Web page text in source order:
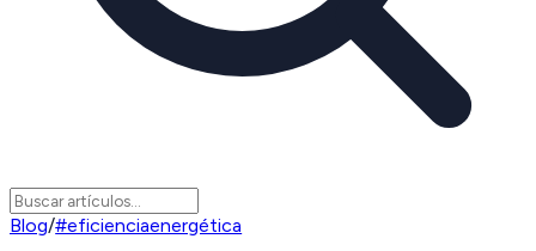
Blog/#eficienciaenergética